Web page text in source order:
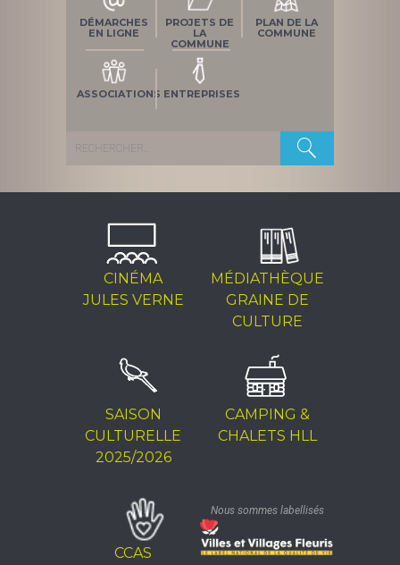
DÉMARCHES
EN LIGNE
PROJETS DE
LA
COMMUNE
PLAN DE LA
COMMUNE
ASSOCIATIONS ENTREPRISES
Rechercher :
CINÉMA
JULES VERNE
MÉDIATHÈQUE
GRAINE DE
CULTURE
SAISON
CULTURELLE
2025/2026
CAMPING &
CHALETS HLL
CCAS
Nous sommes labellisés